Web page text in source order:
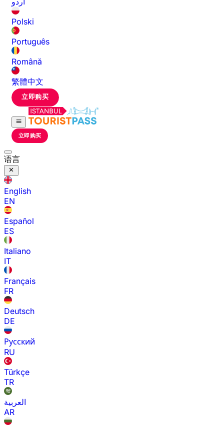
Polski
Português
Română
繁體中文
立即购买
立即购买
语言
English
EN
Español
ES
Italiano
IT
Français
FR
Deutsch
DE
Русский
RU
Türkçe
TR
العربية
AR